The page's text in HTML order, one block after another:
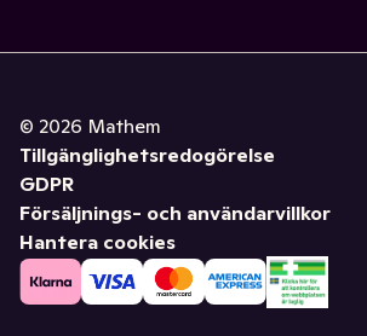
© 2026 Mathem
Tillgänglighetsredogörelse
GDPR
Försäljnings- och användarvillkor
Hantera cookies